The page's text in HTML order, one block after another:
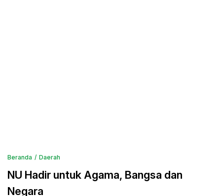
Beranda Daerah
NU Hadir untuk Agama, Bangsa dan
Negara